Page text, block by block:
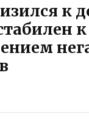
к